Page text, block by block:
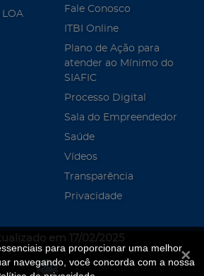
para proporcionar uma melhor
navegando, você concorda com a nossa
LOA
Fale Conosco
ITBI Online
Plano de Ação para
atender ao Mínimo do
SIAFIC
Processo Digital
Sala do Empreendedor
Saúde
Vídeos
Transparência
Privacidade
em 17/02/2025